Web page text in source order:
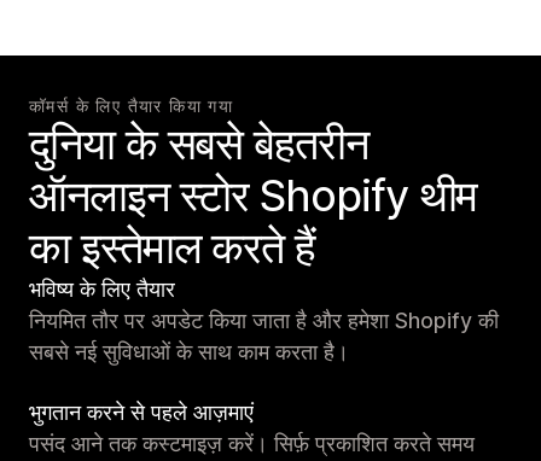
कॉमर्स के लिए तैयार किया गया
दुनिया के सबसे बेहतरीन
ऑनलाइन स्टोर Shopify थीम
का इस्तेमाल करते हैं
भविष्य के लिए तैयार
नियमित तौर पर अपडेट किया जाता है और हमेशा Shopify की
सबसे नई सुविधाओं के साथ काम करता है।
भुगतान करने से पहले आज़माएं
पसंद आने तक कस्टमाइज़ करें। सिर्फ़ प्रकाशित करते समय